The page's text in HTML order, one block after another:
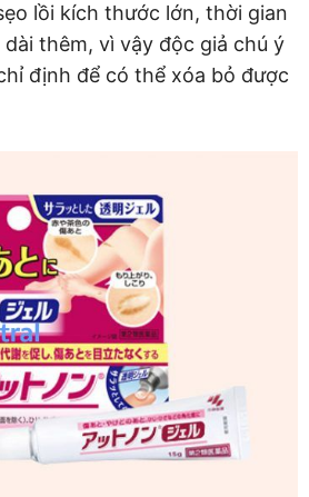
lồi kích thước lớn, thời gian
thêm, vì vậy độc giả chú ý
định để có thể xóa bỏ được